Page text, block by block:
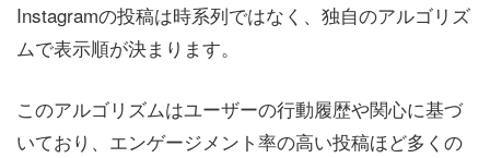
Instagramの投稿は時系列ではなく、独自のアルゴリズ
ムで表示順が決まります。
このアルゴリズムはユーザーの行動履歴や関心に基づ
いており、エンゲージメント率の高い投稿ほど多くの